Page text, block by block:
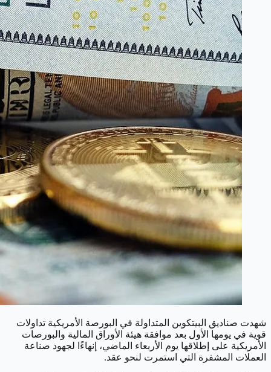
شهدت صناديق البيتكوين المتداولة في البورصة الأمريكية تداولات
قوية في يومها الأول بعد موافقة هيئة الأوراق المالية والبورصات
الأمريكية على إطلاقها يوم الأربعاء الماضي، إنهاءًا لجهود صناعة
العملات المشفرة التي استمرت لنحو عقد.